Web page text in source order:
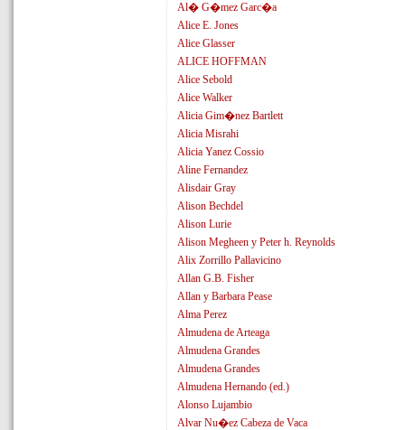
Al� G�mez Garc�a
Alice E. Jones
Alice Glasser
ALICE HOFFMAN
Alice Sebold
Alice Walker
Alicia Gim�nez Bartlett
Alicia Misrahi
Alicia Yanez Cossio
Aline Fernandez
Alisdair Gray
Alison Bechdel
Alison Lurie
Alison Megheen y Peter h. Reynolds
Alix Zorrillo Pallavicino
Allan G.B. Fisher
Allan y Barbara Pease
Alma Perez
Almudena de Arteaga
Almudena Grandes
Almudena Grandes
Almudena Hernando (ed.)
Alonso Lujambio
Alvar Nu�ez Cabeza de Vaca